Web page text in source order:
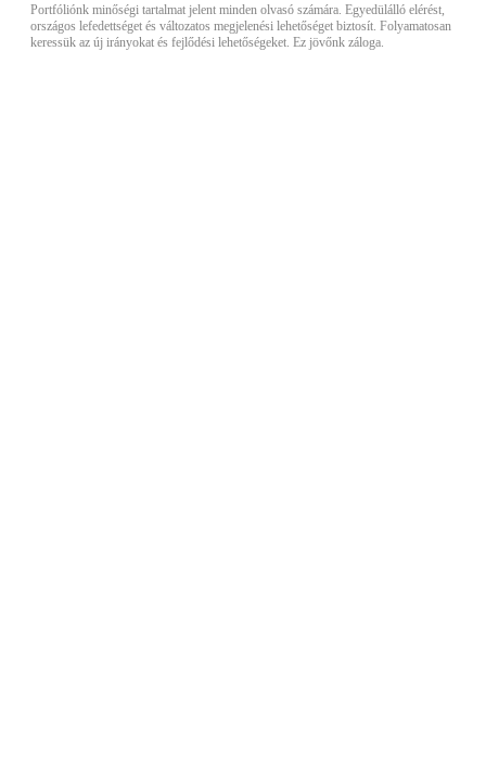
Portfóliónk minőségi tartalmat jelent minden olvasó számára. Egyedülálló elérést,
országos lefedettséget és változatos megjelenési lehetőséget biztosít. Folyamatosan
keressük az új irányokat és fejlődési lehetőségeket. Ez jövőnk záloga.